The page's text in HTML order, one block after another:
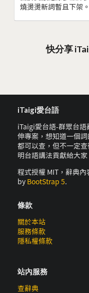
燒燙燙新詞暫且下架。
快分享
iTaigi愛台語
iTaigi愛台語-群眾台語
伸專案，想知道一個
都可以查，但不一定
明台語講法貢獻給大
程式授權 MIT，辭典
by BootStrap 5.
條款
關於本站
服務條款
隱私權條款
站內服務
查辭典